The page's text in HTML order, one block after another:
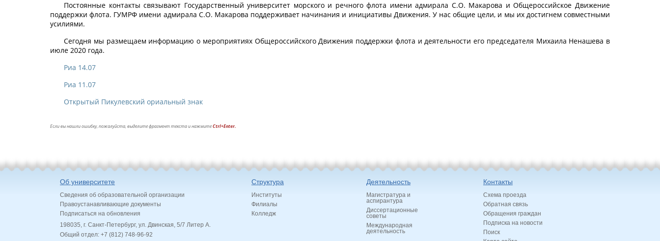
Постоянные контакты связывают Государственный университет морского и речного флота имени адмирала С.О. Макарова и Общероссийское Движение
поддержки флота. ГУМРФ имени адмирала С.О. Макарова поддерживает начинания и инициативы Движения. У нас общие цели, и мы их достигнем совместными
усилиями.
Сегодня мы размещаем информацию о мероприятиях Общероссийского Движения поддержки флота и деятельности его председателя Михаила Ненашева в
июле 2020 года.
Риа 14.07
Риа 11.07
Открытый Пикулевский ориальный знак
Если вы нашли ошибку, пожалуйста, выделите фрагмент текста и нажмитеCtrl+Enter.
Об университете
Сведения об образовательной организации
Правоустанавливающие документы
Подписаться на обновления
198035, г. Санкт-Петербург, ул. Двинская, 5/7 Литер А.
Общий отдел: +7 (812) 748-96-92
Структура
Институты
Филиалы
Колледж
Деятельность
Магистратура и
аспирантура
Диссертационные
советы
Международная
деятельность
Контакты
Схема проезда
Обратная связь
Обращения граждан
Подписка на новости
Поиск